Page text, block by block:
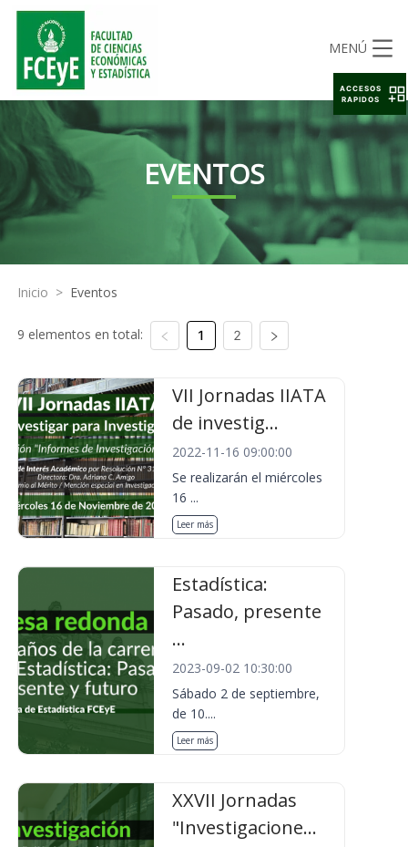
MENÚ
EVENTOS
Inicio > Eventos
9 elementos en total: 1 2
VII Jornadas IIATA
de investig...
2022-11-16 09:00:00
Se realizarán el miércoles
16 ...
Leer más
Estadística:
Pasado, presente
...
2023-09-02 10:30:00
Sábado 2 de septiembre,
de 10....
Leer más
XXVII Jornadas
"Investigacione...
ACCESOS
RAPIDOS